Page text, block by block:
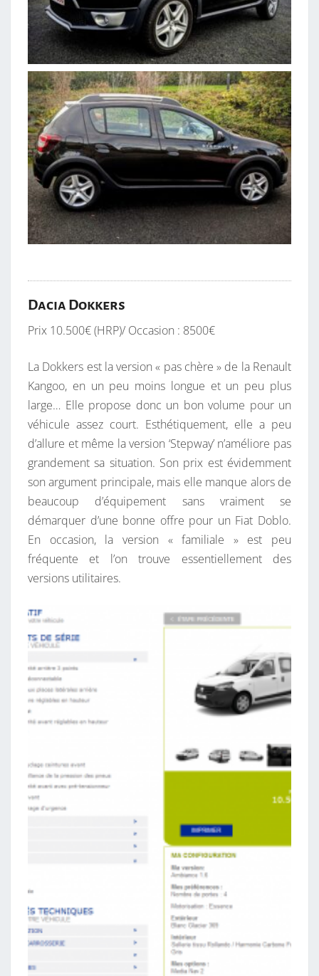
Dacia Dokkers
Prix 10.500€ (HRP)/ Occasion : 8500€
La Dokkers est la version « pas chère » de la Renault
Kangoo, en un peu moins longue et un peu plus
large… Elle propose donc un bon volume pour un
véhicule assez court. Esthétiquement, elle a peu
d’allure et même la version ‘Stepway’ n’améliore pas
grandement sa situation. Son prix est évidemment
son argument principale, mais elle manque alors de
beaucoup d’équipement sans vraiment se
démarquer d’une bonne offre pour un Fiat Doblo.
En occasion, la version « familiale » est peu
fréquente et l’on trouve essentiellement des
versions utilitaires.